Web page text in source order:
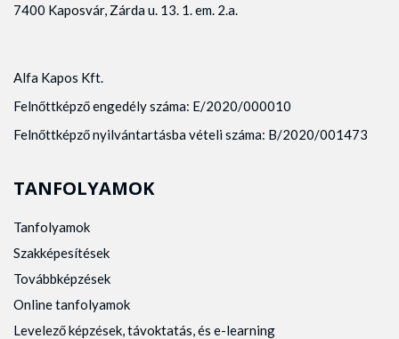
7400 Kaposvár, Zárda u. 13. 1. em. 2.a.
Alfa Kapos Kft.
Felnőttképző engedély száma: E/2020/000010
Felnőttképző nyilvántartásba vételi száma: B/2020/001473
TANFOLYAMOK
Tanfolyamok
Szakképesítések
Továbbképzések
Online tanfolyamok
Levelező képzések, távoktatás, és e-learning